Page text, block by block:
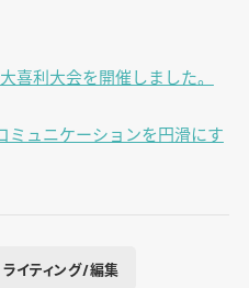
喜利大会を開催しました。
ミュニケーションを円滑にす
ライティング/編集